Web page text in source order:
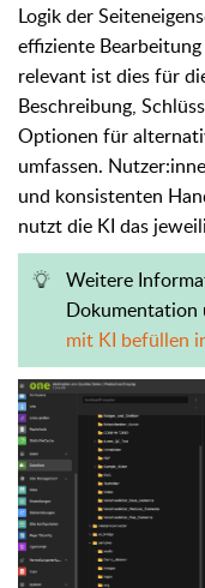
Logik der
effiziente
relevant ist dies für
Beschreibung,
Optionen für
umfassen.
und konsistenten
nutzt die KI das
Weitere
Dokumentation
mit KI befüllen